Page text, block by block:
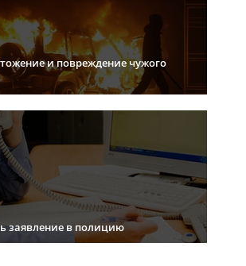
и повреждение чужого
заявление в полицию